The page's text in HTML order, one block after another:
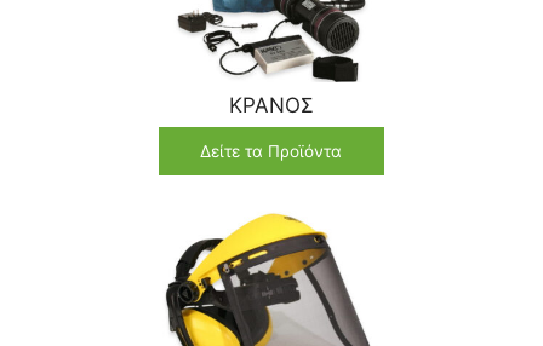
ΚΡΑΝΟΣ
Δείτε τα Προϊόντα